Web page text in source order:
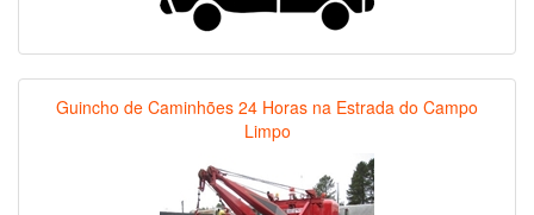
Guincho de Caminhões 24 Horas na Estrada do Campo
Limpo